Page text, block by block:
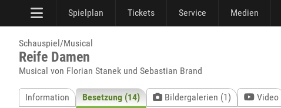
Spielplan Tickets Service Medien
Schauspiel/Musical
Reife Damen
Musical von Florian Stanek und Sebastian Brand
Information Besetzung (14) Bildergalerien (1) Video